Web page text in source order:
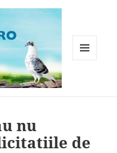
nu
de